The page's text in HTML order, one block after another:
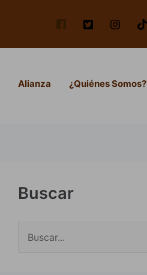
Alianza ¿Quiénes Somos?
Buscar